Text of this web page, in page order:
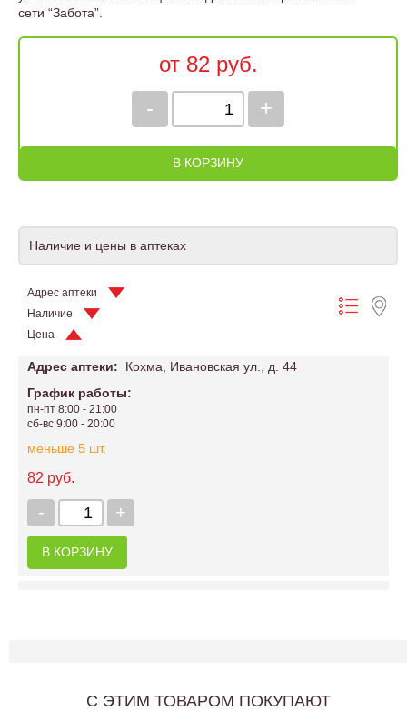
сети “Забота”.
от 82 руб.
+
-
В КОРЗИНУ
Наличие и цены в аптеках
Адрес аптеки
Наличие
Цена
Адрес аптеки:
Кохма, Ивановская ул., д. 44
График работы:
пн-пт 8:00 - 21:00
сб-вс 9:00 - 20:00
меньше 5 шт.
82 руб.
+
-
В КОРЗИНУ
C ЭТИМ ТОВАРОМ ПОКУПАЮТ